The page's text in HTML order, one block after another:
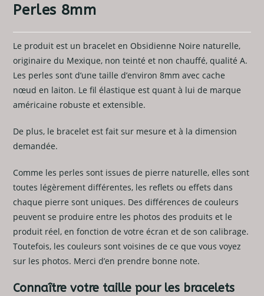
Perles 8mm
Le produit est un bracelet en Obsidienne Noire naturelle,
originaire du Mexique, non teinté et non chauffé, qualité A.
Les perles sont d’une taille d’environ 8mm avec cache
nœud en laiton. Le fil élastique est quant à lui de marque
américaine robuste et extensible.
De plus, le bracelet est fait sur mesure et à la dimension
demandée.
Comme les perles sont issues de pierre naturelle, elles sont
toutes légèrement différentes, les reflets ou effets dans
chaque pierre sont uniques. Des différences de couleurs
peuvent se produire entre les photos des produits et le
produit réel, en fonction de votre écran et de son calibrage.
Toutefois, les couleurs sont voisines de ce que vous voyez
sur les photos. Merci d’en prendre bonne note.
Connaître votre taille pour les bracelets